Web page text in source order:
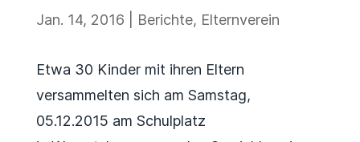
Jan. 14, 2016 Berichte, Elternverein
Etwa 30 Kinder mit ihren Eltern
versammelten sich am Samstag,
05.12.2015 am Schulplatz